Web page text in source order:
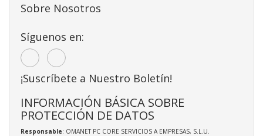
Sobre Nosotros
Síguenos en:
¡Suscríbete a Nuestro Boletín!
INFORMACIÓN BÁSICA SOBRE
PROTECCIÓN DE DATOS
Responsable: OMANET PC CORE SERVICIOS A EMPRESAS, S.L.U.